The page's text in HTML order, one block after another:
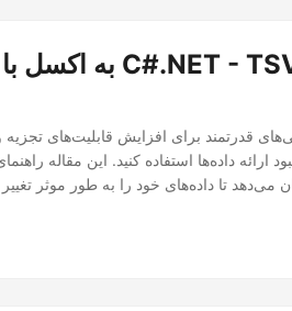
داده‌ها استفاده کنید. این مقاله